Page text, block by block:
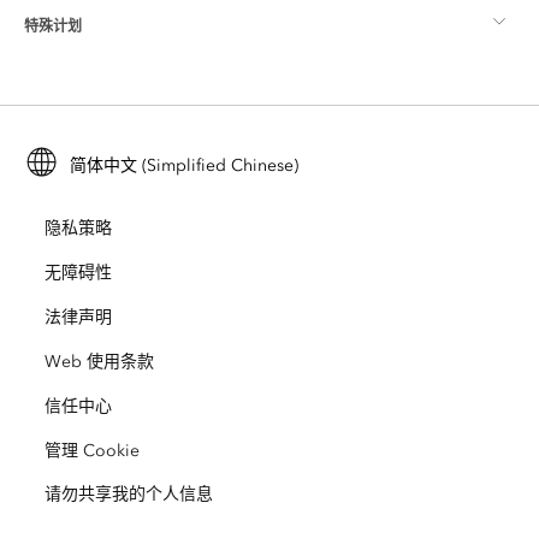
Esri Store
Esri 年轻专家关系网
位置智能
培训
ArcUser
ArcNews
ArcWatch
Esri 视频
关于 Esri
招贤纳士
开放视野
业务行为准则
网站地图
特殊计划
ArcGIS for Student Use
保护
教育
种族平等
简体中文 (Simplified Chinese)
隐私策略
无障碍性
法律声明
Web 使用条款
信任中心
管理 Cookie
请勿共享我的个人信息